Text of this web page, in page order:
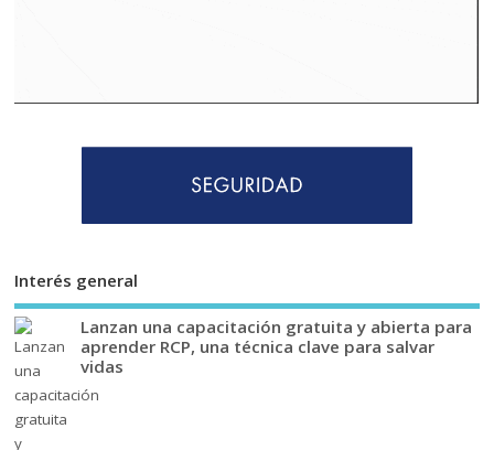
Interés general
Lanzan una capacitación gratuita y abierta para
aprender RCP, una técnica clave para salvar
vidas